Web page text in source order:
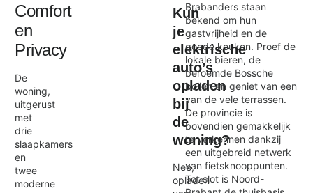
Comfort
en
Privacy
De
woning,
uitgerust
met
drie
slaapkamers
en
twee
moderne
Kun
je
elektrische
auto’s
opladen
bij
de
woning?
Nee,
opladen
Brabanders staan
bekend om hun
gastvrijheid en de
goede keuken. Proef de
lokale bieren, de
beroemde Bossche
bollen en geniet van een
van de vele terrassen.
De provincie is
bovendien gemakkelijk
te verkennen dankzij
een uitgebreid netwerk
van fietsknooppunten.
Tot slot is Noord-